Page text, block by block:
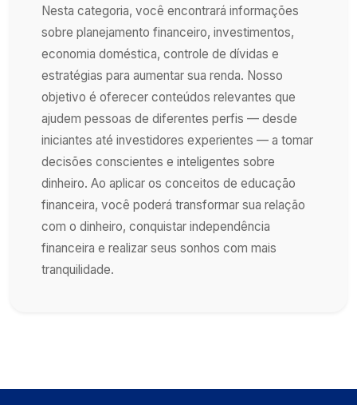
Nesta categoria, você encontrará informações
sobre planejamento financeiro, investimentos,
economia doméstica, controle de dívidas e
estratégias para aumentar sua renda. Nosso
objetivo é oferecer conteúdos relevantes que
ajudem pessoas de diferentes perfis — desde
iniciantes até investidores experientes — a tomar
decisões conscientes e inteligentes sobre
dinheiro. Ao aplicar os conceitos de educação
financeira, você poderá transformar sua relação
com o dinheiro, conquistar independência
financeira e realizar seus sonhos com mais
tranquilidade.